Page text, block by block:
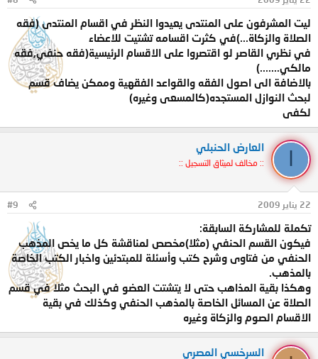
ليت المشرفون على المنتدى يعيدوا النظر في اقسام المنتدى (فقه
الصلاة والزكاة...)في كثرت اقسامه تشتيت للاعضاء
في نظري القاصر لو اقتصروا على الاقسام الرئيسية(فقه حنفي,فقه
مالكي.......)
بالاضافة الى اصول الفقه والقواعد الفقهية وممكن يضاف قسم
لبحث النوازل المستجده(كالمسعى وغيره)
لكفى
العارض الحنبلي
:: مخالف لميثاق التسجيل ::
22 يناير 2009 #9
تكملة للمشاركة السابقة:
فيكون القسم الحنفي (مثلا)مخصص لمناقشة كل ما يخص المذهب
الحنفي من فتاوى وشرح كتب وأسئلة للمبتدئين واخبار الكتب الخاصة
بالمذهب.
وهكذا بقية المذاهب حتى لا يتشتت العضو في البحث مثلا في قسم
الصلاة عن المسائل الخاصة بالمذهب الحنفي وكذلك في بقية
الاقسام الصوم والزكاة وغيره
السرخسي المصري